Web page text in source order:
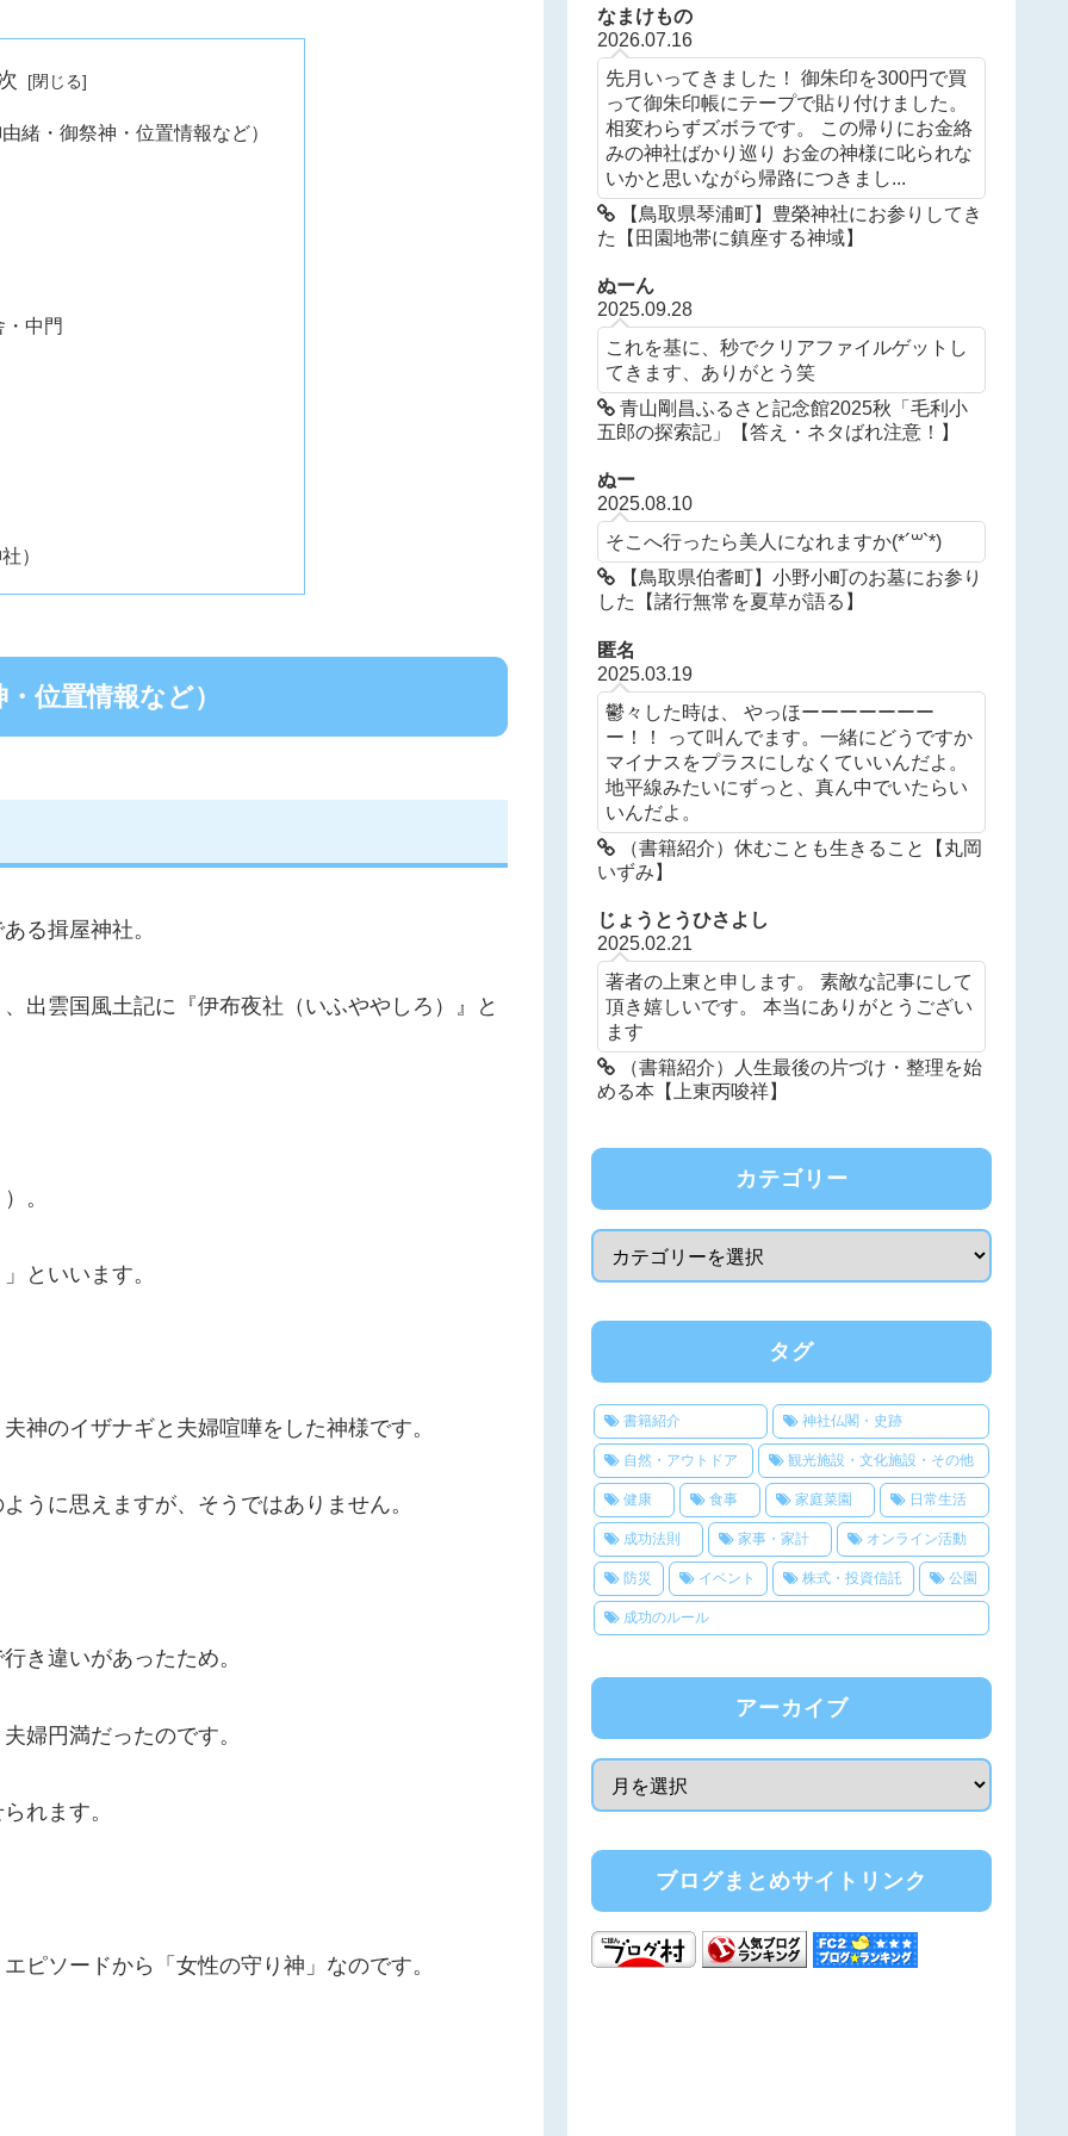
緒・御祭神・位置情報など）
・中門
）
位置情報など）
る揖屋神社。
出雲国風土記に『伊布夜社（いふややしろ）』と
。
といいます。
神のイザナギと夫婦喧嘩をした神様です。
うに思えますが、そうではありません。
き違いがあったため。
婦円満だったのです。
れます。
ピソードから「女性の守り神」なのです。
なまけもの
2026.07.16
先月いってきました！ 御朱印を300円で買
って御朱印帳にテープで貼り付けました。
相変わらずズボラです。 この帰りにお金絡
みの神社ばかり巡り お金の神様に叱られな
いかと思いながら帰路につきまし...
【鳥取県琴浦町】豊榮神社にお参りしてき
た【田園地帯に鎮座する神域】
ぬーん
2025.09.28
これを基に、秒でクリアファイルゲットし
てきます、ありがとう笑
青山剛昌ふるさと記念館2025秋「毛利小
五郎の探索記」【答え・ネタばれ注意！】
ぬー
2025.08.10
そこへ行ったら美人になれますか(*´꒳`*)
【鳥取県伯耆町】小野小町のお墓にお参り
した【諸行無常を夏草が語る】
匿名
2025.03.19
鬱々した時は、 やっほーーーーーーー
ー！！ って叫んでます。一緒にどうですか
マイナスをプラスにしなくていいんだよ。
地平線みたいにずっと、真ん中でいたらい
いんだよ。
（書籍紹介）休むことも生きること【丸岡
いずみ】
じょうとうひさよし
2025.02.21
著者の上東と申します。 素敵な記事にして
頂き嬉しいです。 本当にありがとうござい
ます
（書籍紹介）人生最後の片づけ・整理を始
める本【上東丙唆祥】
カテゴリー
タグ
書籍紹介 神社仏閣・史跡
自然・アウトドア 観光施設・文化施設・その他
健康 食事 家庭菜園 日常生活
成功法則 家事・家計 オンライン活動
防災 イベント 株式・投資信託 公園
成功のルール
アーカイブ
ブログまとめサイトリンク